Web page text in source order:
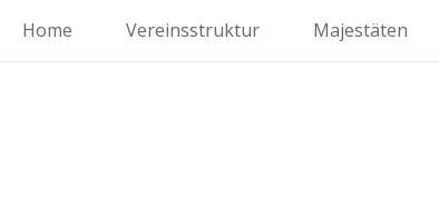
Home Vereinsstruktur Majestäten